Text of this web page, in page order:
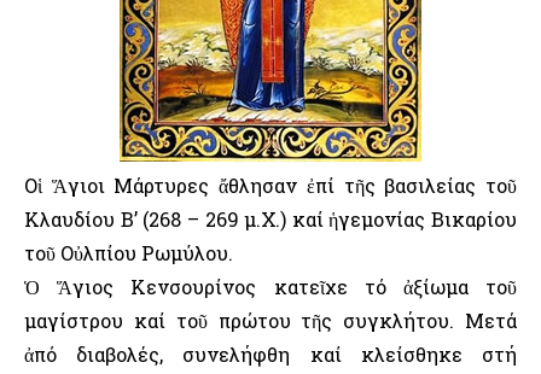
Οἱ Ἅγιοι Μάρτυρες ἄθλησαν ἐπί τῆς βασιλείας τοῦ
Κλαυδίου Β’ (268 – 269 μ.Χ.) καί ἡγεμονίας Βικαρίου
τοῦ Οὐλπίου Ρωμύλου.
Ὁ Ἅγιος Κενσουρίνος κατεῖχε τό ἀξίωμα τοῦ
μαγίστρου καί τοῦ πρώτου τῆς συγκλήτου. Μετά
ἀπό διαβολές, συνελήφθη καί κλείσθηκε στή